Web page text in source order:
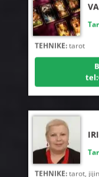
TEHNIKE:tarot
TEHNIKE:tarot,
kromoterapija,